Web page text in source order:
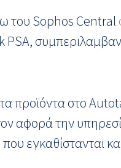
του Sophos Central
προϊόντα στο
αφορά την
εγκαθίστανται